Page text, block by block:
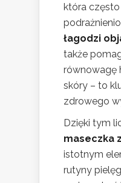
która często
łagodzi
także
równowagę
skóry – to
zdrowego
Dzięki tym
maseczka
istotnym
rutyny